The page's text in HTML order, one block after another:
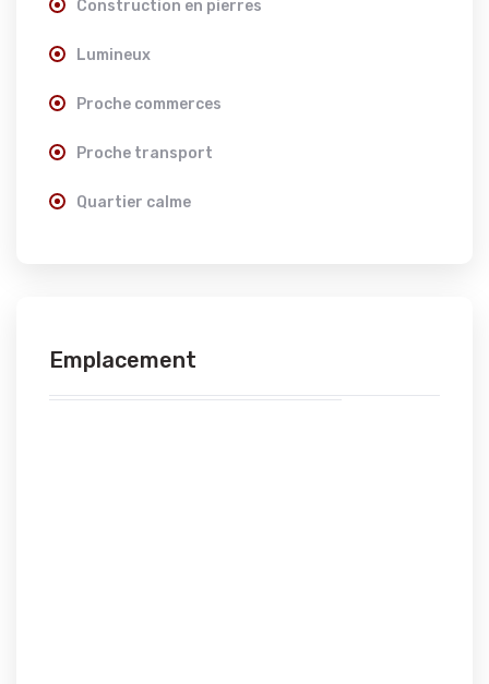
Construction en pierres
Lumineux
Proche commerces
Proche transport
Quartier calme
Emplacement